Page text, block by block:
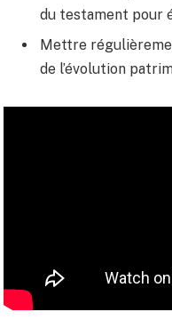
du testament pour
Mettre
de l’évolution